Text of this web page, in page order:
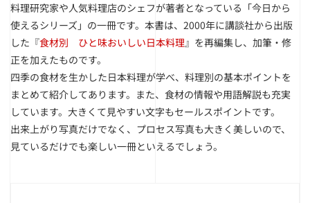
料理研究家や人気料理店のシェフが著者となっている「今日から
使えるシリーズ」の一冊です。本書は、2000年に講談社から出版
した『食材別 ひと味おいしい日本料理』を再編集し、加筆・修
正を加えたものです。
四季の食材を生かした日本料理が学べ、料理別の基本ポイントを
まとめて紹介してあります。また、食材の情報や用語解説も充実
しています。大きくて見やすい文字もセールスポイントです。
出来上がり写真だけでなく、プロセス写真も大きく美しいので、
見ているだけでも楽しい一冊といえるでしょう。